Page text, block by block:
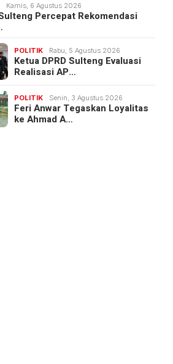
Kamis, 6 Agustus 2026
Percepat Rekomendasi
POLITIK Rabu, 5 Agustus 2026
Ketua DPRD Sulteng Evaluasi
Realisasi AP…
POLITIK Senin, 3 Agustus 2026
Feri Anwar Tegaskan Loyalitas
ke Ahmad A…